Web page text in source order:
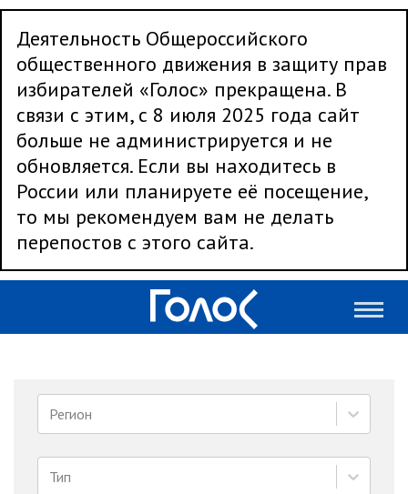
Деятельность Общероссийского
общественного движения в защиту прав
избирателей «Голос» прекращена. В
связи с этим, с 8 июля 2025 года сайт
больше не администрируется и не
обновляется. Если вы находитесь в
России или планируете её посещение,
то мы рекомендуем вам не делать
перепостов с этого сайта.
Регион
Тип